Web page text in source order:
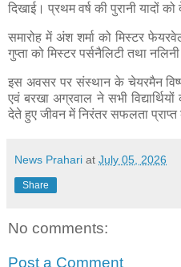
दिखाई। प्रथम वर्ष की पुरानी यादों
समारोह में अंश शर्मा को मिस्टर
गुप्ता को मिस्टर पर्सनैलिटी तथा
इस अवसर पर संस्थान के चेयरमैन
एवं बरखा अग्रवाल ने सभी
देते हुए जीवन में निरंतर सफलता
News Prahari at July 05, 2026
Share
No comments:
Post a Comment